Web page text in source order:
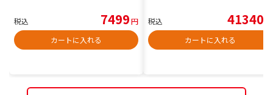
税込 7499円
カートに入れる
税込 41340
カートに入れる